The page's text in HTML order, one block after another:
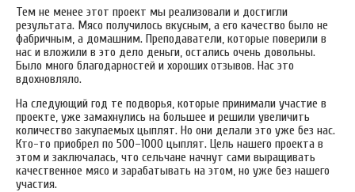
Тем не менее этот проект мы реализовали и достигли
результата. Мясо получилось вкусным, а его качество было не
фабричным, а домашним. Преподаватели, которые поверили в
нас и вложили в это дело деньги, остались очень довольны.
Было много благодарностей и хороших отзывов. Нас это
вдохновляло.
На следующий год те подворья, которые принимали участие в
проекте, уже замахнулись на большее и решили увеличить
количество закупаемых цыплят. Но они делали это уже без нас.
Кто-то приобрел по 500–1000 цыплят. Цель нашего проекта в
этом и заключалась, что сельчане начнут сами выращивать
качественное мясо и зарабатывать на этом, но уже без нашего
участия.